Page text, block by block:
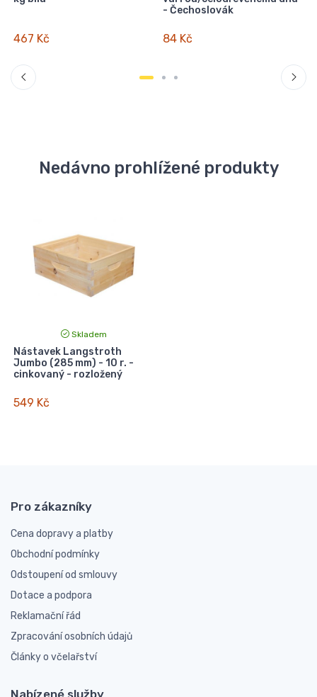
467 Kč
- Čechoslovák
84 Kč
Nedávno prohlížené produkty
Skladem
Nástavek Langstroth
Jumbo (285 mm) - 10 r. -
cinkovaný - rozložený
549 Kč
Pro zákazníky
Cena dopravy a platby
Obchodní podmínky
Odstoupení od smlouvy
Dotace a podpora
Reklamační řád
Zpracování osobních údajů
Články o včelařství
Nabízené služby